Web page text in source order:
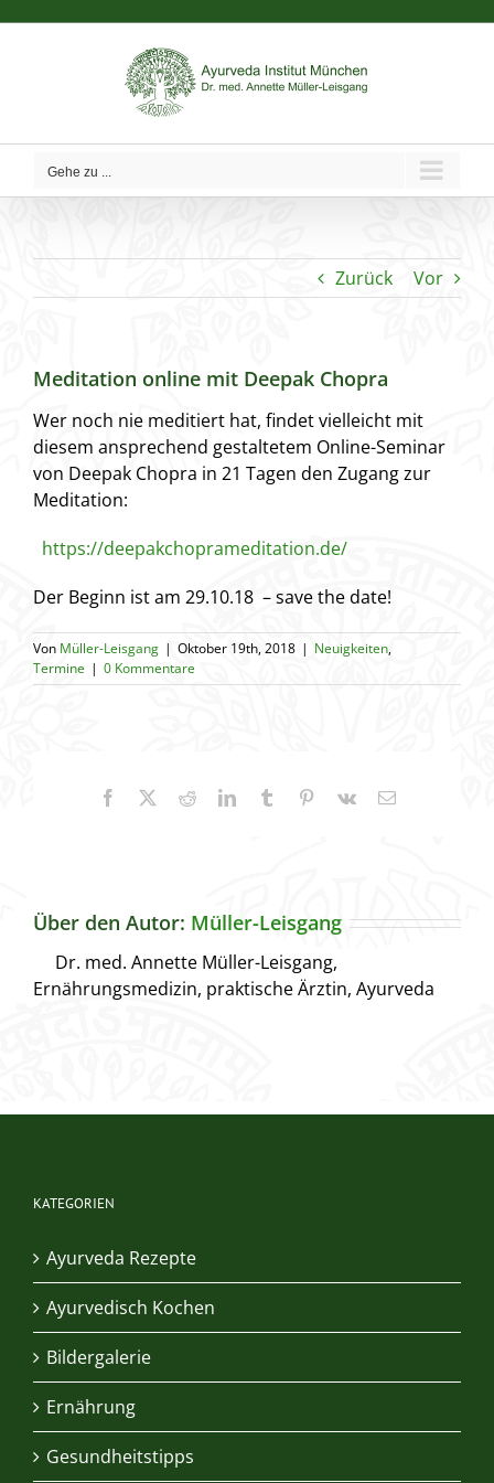
Gehe zu ...
Zurück Vor
Meditation online mit Deepak Chopra
Wer noch nie meditiert hat, findet vielleicht mit
diesem ansprechend gestaltetem Online-Seminar
von Deepak Chopra in 21 Tagen den Zugang zur
Meditation:
https://deepakchoprameditation.de/
Der Beginn ist am 29.10.18 – save the date!
Von Müller-Leisgang | Oktober 19th, 2018 | Neuigkeiten,
Termine | 0 Kommentare
Facebook
X RedditLinkedInTumblr Pinterest
Vk
E-
Über den Autor: Müller-Leisgang
Dr. med. Annette Müller-Leisgang,
Ernährungsmedizin, praktische Ärztin, Ayurveda
KATEGORIEN
Ayurveda Rezepte
Ayurvedisch Kochen
Bildergalerie
Ernährung
Gesundheitstipps